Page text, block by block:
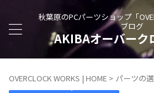
秋葉原のPCパーツショップ「
ブログ
AKIBAオーバーク
OVERCLOCK WORKS | HOME > パーツの